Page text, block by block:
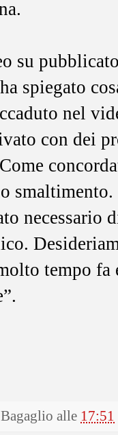
su
spiegato
nel
con dei
necessario
tempo fa
alle 17:51